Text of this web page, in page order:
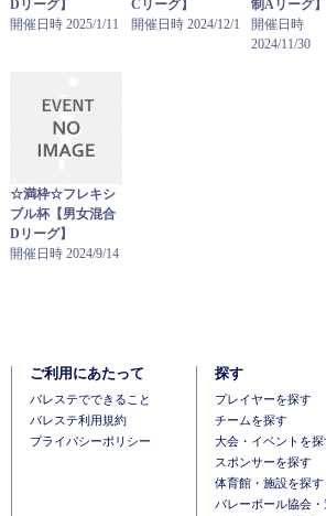
Dリーグ】
開催日時 2025/1/11
Cリーグ】
開催日時 2024/12/1
制Aリーグ】
開催日時
2024/11/30
☆満枠☆フレキシ
ブル杯【男女混合
Dリーグ】
開催日時 2024/9/14
ご利用にあたって
バレステでできること
バレステ利用規約
プライバシーポリシー
探す
プレイヤーを探す
チームを探す
大会・イベントを探
スポンサーを探す
体育館・施設を探す
バレーボール協会